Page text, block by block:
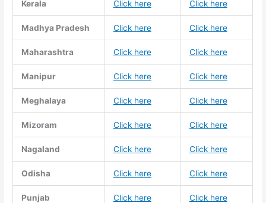
Kerala Click here Click here
Madhya Pradesh Click here Click here
Maharashtra Click here Click here
Manipur Click here Click here
Meghalaya Click here Click here
Mizoram Click here Click here
Nagaland Click here Click here
Odisha Click here Click here
Punjab Click here Click here